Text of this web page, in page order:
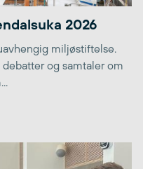
2026
miljøstiftelse.
og samtaler om